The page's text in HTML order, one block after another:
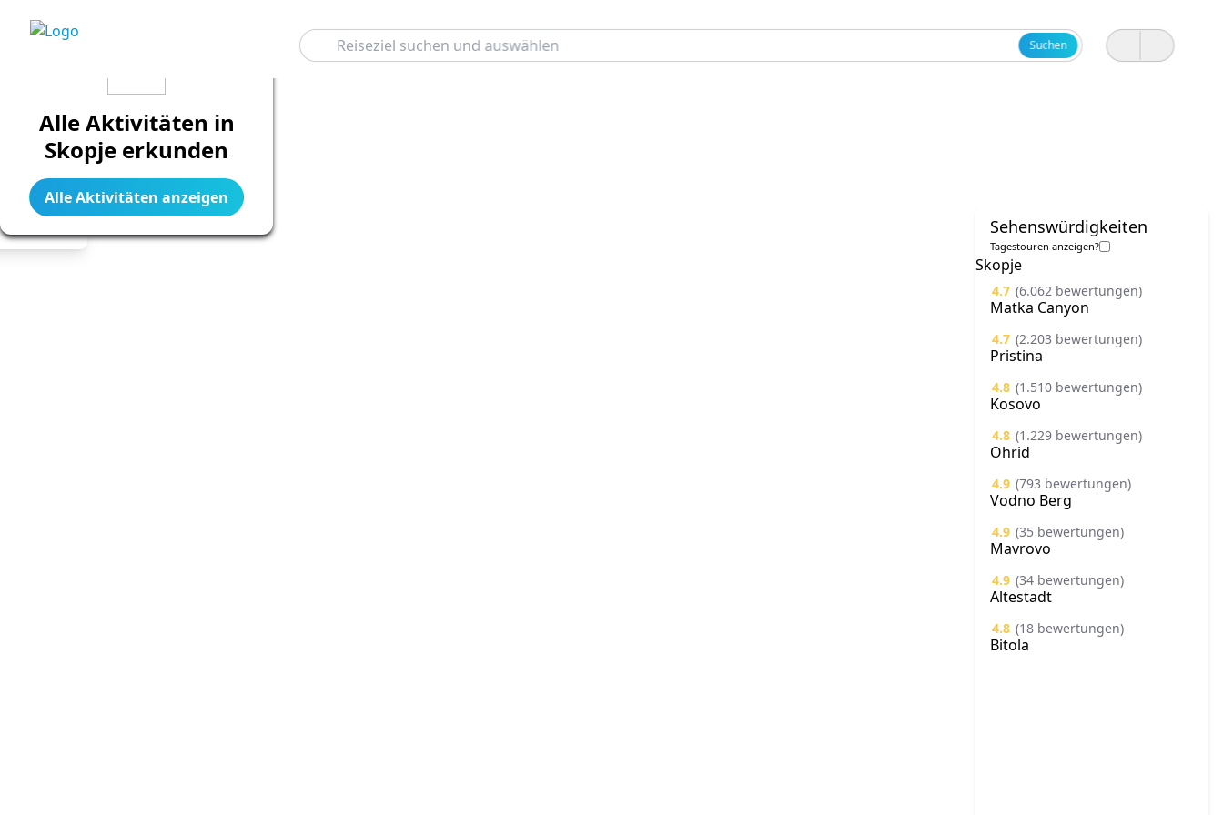
Suchen
Suchen
Sehenswürdigkeiten
Tagestouren anzeigen?
Skopje
4.7 (6.062 bewertungen)
Matka Canyon
4.7 (2.203 bewertungen)
Pristina
4.8 (1.510 bewertungen)
Kosovo
4.8 (1.229 bewertungen)
Ohrid
4.9 (793 bewertungen)
Vodno Berg
4.9 (35 bewertungen)
Mavrovo
4.9 (34 bewertungen)
Altestadt
4.8 (18 bewertungen)
Bitola
Alle Aktivitäten in
Skopje erkunden
Alle Aktivitäten anzeigen